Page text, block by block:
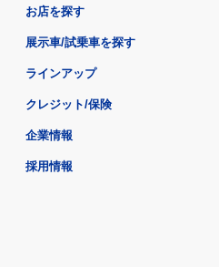
お店を探す
展示車/試乗車を探す
ラインアップ
クレジット/保険
企業情報
採用情報